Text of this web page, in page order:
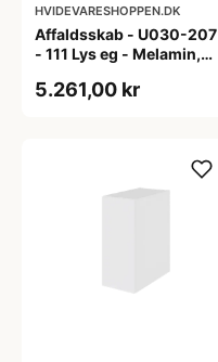
HVIDEVARESHOPPEN.DK
Affaldsskab - U030-207
- 111 Lys eg - Melamin,
5.261,00 kr